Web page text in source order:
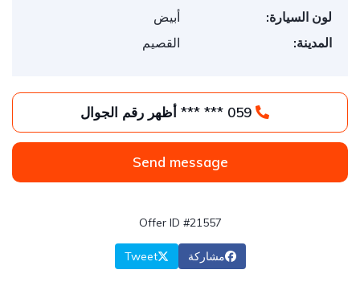
لون السيارة:
أبيض
المدينة:
القصيم
059 *** *** أظهر رقم الجوال
Send message
Offer ID #21557
مشاركة Tweet